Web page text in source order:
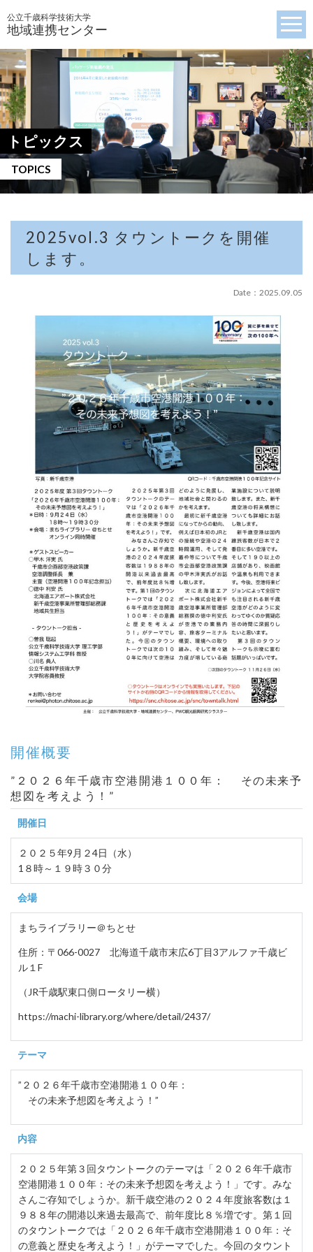
公立千歳科学技術大学
地域連携センター
トピックス
TOPICS
2025vol.3 タウントークを開催
します。
Date：2025.09.05
開催概要
”２０２６年千歳市空港開港１００年： その未来予
想図を考えよう！”
開催日
２０２５年9月２4日（水）
1８時～１９時３０分
会場
まちライブラリー＠ちとせ
住所：〒066-0027 北海道千歳市末広6丁目3アルファ千歳ビ
ル１F
（JR千歳駅東口側ロータリー横）
https://machi-library.org/where/detail/2437/
テーマ
”２０２６年千歳市空港開港１００年：
その未来予想図を考えよう！”
内容
２０２５年第３回タウントークのテーマは「２０２６年千歳市
空港開港１００年：その未来予想図を考えよう！」です。みな
さんご存知でしょうか。新千歳空港の２０２４年度旅客数は１
９８８年の開港以来過去最高で、前年度比８％増です。第１回
のタウントークでは「２０２６年千歳市空港開港１００年：そ
の意義と歴史を考えよう！」がテーマでした。今回のタウント